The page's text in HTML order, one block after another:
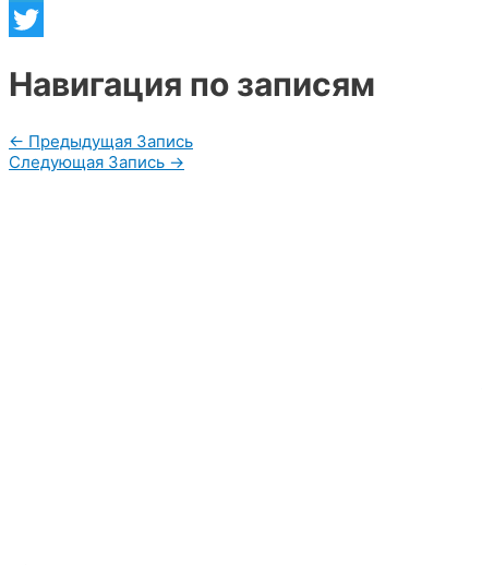
Telegram
Навигация по записям
← Предыдущая Запись
Следующая Запись →